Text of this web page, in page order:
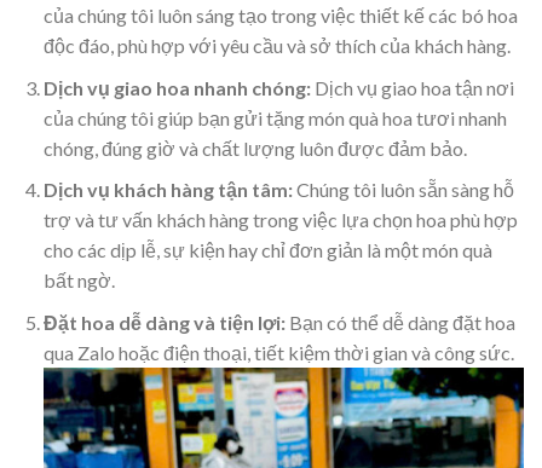
của chúng tôi luôn sáng tạo trong việc thiết kế các bó hoa
độc đáo, phù hợp với yêu cầu và sở thích của khách hàng.
Dịch vụ giao hoa nhanh chóng:Dịch vụ giao hoa tận nơi
của chúng tôi giúp bạn gửi tặng món quà hoa tươi nhanh
chóng, đúng giờ và chất lượng luôn được đảm bảo.
Dịch vụ khách hàng tận tâm:Chúng tôi luôn sẵn sàng hỗ
trợ và tư vấn khách hàng trong việc lựa chọn hoa phù hợp
cho các dịp lễ, sự kiện hay chỉ đơn giản là một món quà
bất ngờ.
Đặt hoa dễ dàng và tiện lợi:Bạn có thể dễ dàng đặt hoa
qua Zalo hoặc điện thoại, tiết kiệm thời gian và công sức.